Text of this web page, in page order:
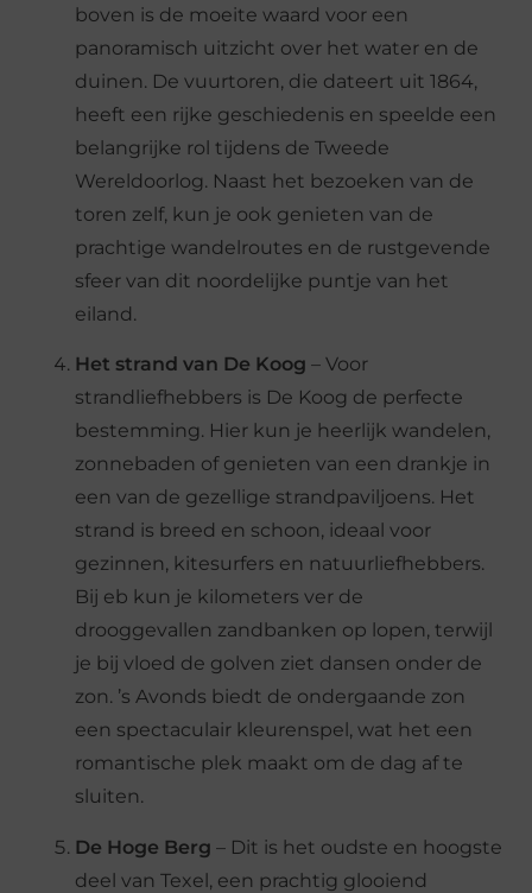
boven is de moeite waard voor een
panoramisch uitzicht over het water en de
duinen. De vuurtoren, die dateert uit 1864,
heeft een rijke geschiedenis en speelde een
belangrijke rol tijdens de Tweede
Wereldoorlog. Naast het bezoeken van de
toren zelf, kun je ook genieten van de
prachtige wandelroutes en de rustgevende
sfeer van dit noordelijke puntje van het
eiland.
Het strand van De Koog – Voor
strandliefhebbers is De Koog de perfecte
bestemming. Hier kun je heerlijk wandelen,
zonnebaden of genieten van een drankje in
een van de gezellige strandpaviljoens. Het
strand is breed en schoon, ideaal voor
gezinnen, kitesurfers en natuurliefhebbers.
Bij eb kun je kilometers ver de
drooggevallen zandbanken op lopen, terwijl
je bij vloed de golven ziet dansen onder de
zon. ’s Avonds biedt de ondergaande zon
een spectaculair kleurenspel, wat het een
romantische plek maakt om de dag af te
sluiten.
De Hoge Berg – Dit is het oudste en hoogste
deel van Texel, een prachtig glooiend